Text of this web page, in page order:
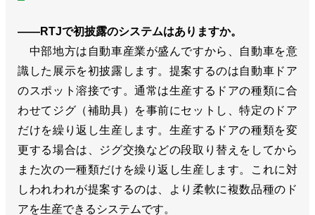
――RTJで初披露のシステムはありますか。
中部地方は自動車産業が盛んですから、自動車を意
識した展示を初披露します。提案するのは自動車ドア
のスポット溶接です。通常は生産するドアの種類に合
わせてジグ（補助具）を事前にセットし、特定のドア
だけを繰り返し生産します。生産するドアの種類を変
更する場合は、ジグ交換などの段取り替えをしてから
また次の一種類だけを繰り返し生産します。これに対
しわれわれが提案するのは、より柔軟に複数品種のド
アを生産できるシステムです。